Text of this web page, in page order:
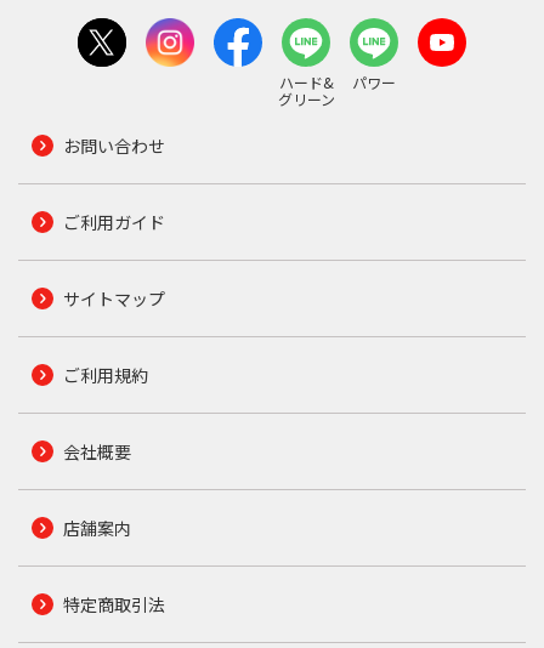
ハード&
グリーン
パワー
お問い合わせ
ご利用ガイド
サイトマップ
ご利用規約
会社概要
店舗案内
特定商取引法